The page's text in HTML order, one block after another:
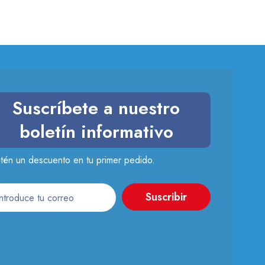
Suscríbete a nuestro
boletín informativo
un descuento en tu primer pedido.
Suscribir